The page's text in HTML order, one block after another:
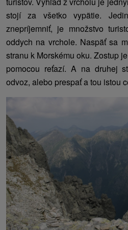
stojí za všetko vypätie.
znepríjemniť, je množstvo
oddych na vrchole. Naspäť sa
stranu k Morskému oku. Zostup
pomocou reťazí. A na druhej
odvoz, alebo prespať a tou istou